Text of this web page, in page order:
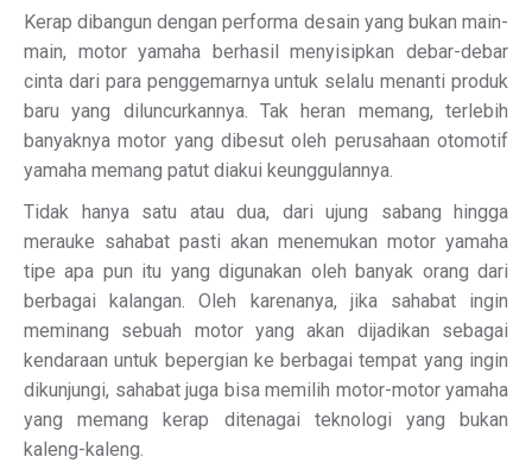
Kerap dibangun dengan performa desain yang bukan main-
main, motor yamaha berhasil menyisipkan debar-debar
cinta dari para penggemarnya untuk selalu menanti produk
baru yang diluncurkannya. Tak heran memang, terlebih
banyaknya motor yang dibesut oleh perusahaan otomotif
yamaha memang patut diakui keunggulannya.
Tidak hanya satu atau dua, dari ujung sabang hingga
merauke sahabat pasti akan menemukan motor yamaha
tipe apa pun itu yang digunakan oleh banyak orang dari
berbagai kalangan. Oleh karenanya, jika sahabat ingin
meminang sebuah motor yang akan dijadikan sebagai
kendaraan untuk bepergian ke berbagai tempat yang ingin
dikunjungi, sahabat juga bisa memilih motor-motor yamaha
yang memang kerap ditenagai teknologi yang bukan
kaleng-kaleng.